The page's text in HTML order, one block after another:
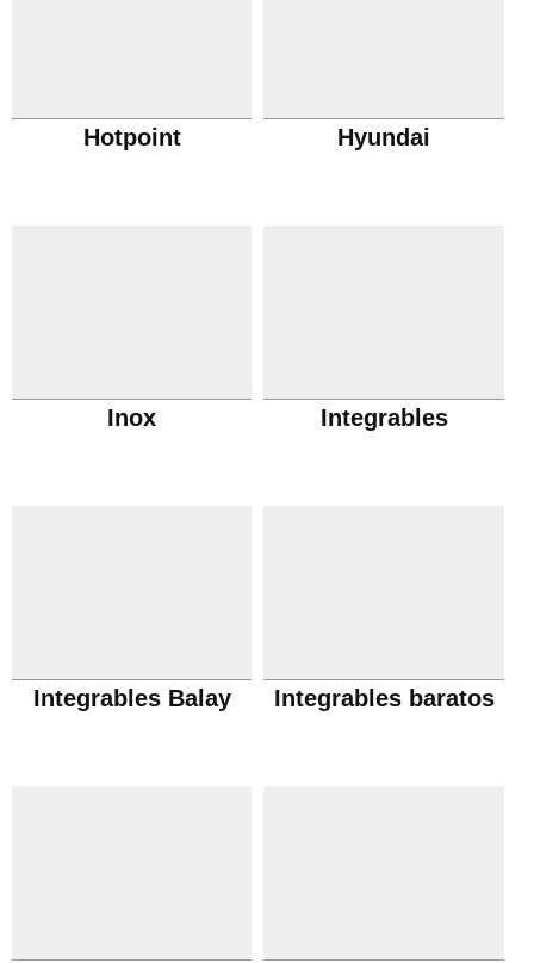
Hotpoint Hyundai
Inox Integrables
Integrables Balay Integrables baratos